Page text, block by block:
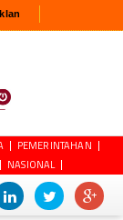
PEMERINTAHAN
NASIONAL